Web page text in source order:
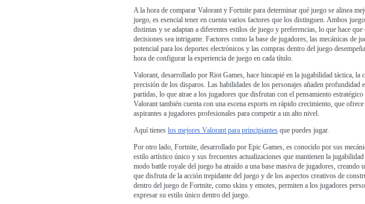
A la hora de comparar Valorant y Fortnite para determinar qué juego se alinea
juego, es esencial tener en cuenta varios factores que los distinguen. Ambos
distintas y se adaptan a diferentes estilos de juego y preferencias, lo que hace que
decisiones sea intrigante. Factores como la base de jugadores, las mecánicas de
potencial para los deportes electrónicos y las compras dentro del juego
hora de configurar la experiencia de juego en cada título.
Valorant, desarrollado por Riot Games, hace hincapié en la jugabilidad táctica, la
precisión de los disparos. Las habilidades de los personajes añaden profundidad
partidas, lo que atrae a los jugadores que disfrutan con el pensamiento
Valorant también cuenta con una escena esports en rápido crecimiento, que
aspirantes a jugadores profesionales para competir a un alto nivel.
Aquí tienes los mejores Valorant para principiantes que puedes jugar.
Por otro lado, Fortnite, desarrollado por Epic Games, es conocido por sus
estilo artístico único y sus frecuentes actualizaciones que mantienen la
modo battle royale del juego ha atraído a una base masiva de jugadores, creando
que disfruta de la acción trepidante del juego y de los aspectos creativos de
dentro del juego de Fortnite, como skins y emotes, permiten a los jugadores
expresar su estilo único dentro del juego.